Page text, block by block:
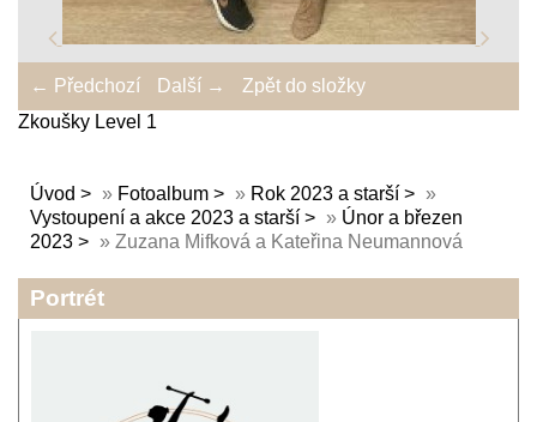
← Předchozí Další →
Zpět do složky
Zkoušky Level 1
Úvod » Fotoalbum » Rok 2023 a starší
»
Vystoupení a akce 2023 a starší
» Únor a březen
2023
» Zuzana Mifková a Kateřina Neumannová
Portrét